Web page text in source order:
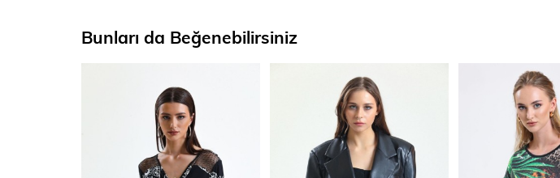
Bunları da Beğenebilirsiniz